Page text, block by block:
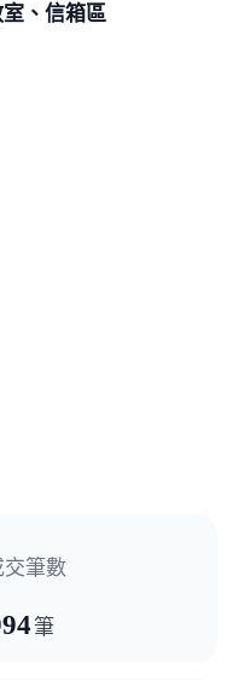
、信箱區
交筆數
筆